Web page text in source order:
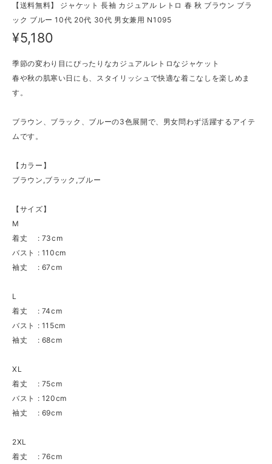
【送料無料】 ジャケット 長袖 カジュアル レトロ 春 秋 ブラウン ブラ
ック ブルー 10代 20代 30代 男女兼用 N1095
¥5,180
季節の変わり目にぴったりなカジュアルレトロなジャケット
春や秋の肌寒い日にも、スタイリッシュで快適な着こなしを楽しめま
す。
ブラウン、ブラック、ブルーの3色展開で、男女問わず活躍するアイテ
ムです。
【カラー】
ブラウン,ブラック,ブルー
【サイズ】
M
着丈 : 73cm
バスト : 110cm
袖丈 : 67cm
L
着丈 : 74cm
バスト : 115cm
袖丈 : 68cm
XL
着丈 : 75cm
バスト : 120cm
袖丈 : 69cm
2XL
着丈 : 76cm